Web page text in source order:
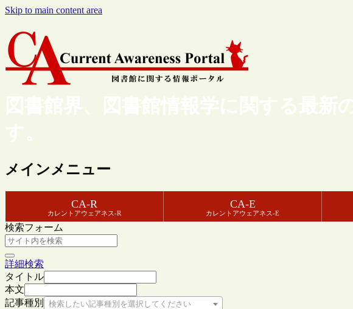
Skip to main content area
図書館界、図書館情報学に関する最
す。
メインメニュー
CA-R
カレントアウェアネス-R
CA-E
カレントアウェアネス-E
検索フォーム
詳細検索
タイトル
本文
記事種別
検索したい記事種別を選択してください